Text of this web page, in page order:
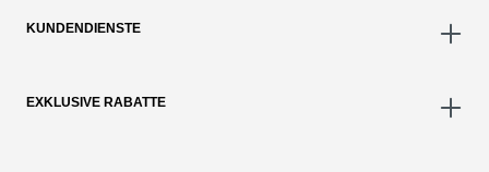
KUNDENDIENSTE
EXKLUSIVE RABATTE